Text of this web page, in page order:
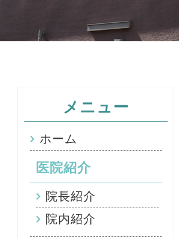
メニュー
ホーム
医院紹介
院長紹介
院内紹介